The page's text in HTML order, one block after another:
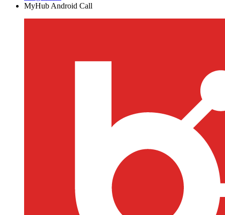
MyHub Android Call